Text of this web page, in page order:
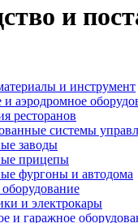
и
и инструмент
аэродромное
ресторанов
системы
заводы
прицепы
фургоны и автодома
и электрокары
и гаражное